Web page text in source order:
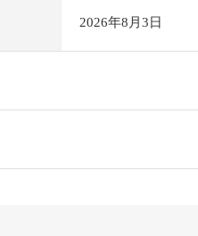
2026年8月3日